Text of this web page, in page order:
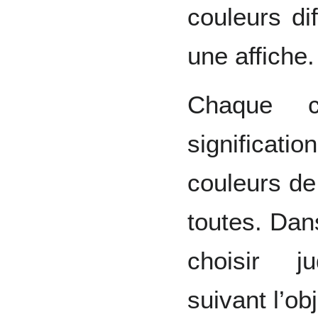
couleurs
une affiche.
Chaque
couleurs
toutes.
choisir
suivant